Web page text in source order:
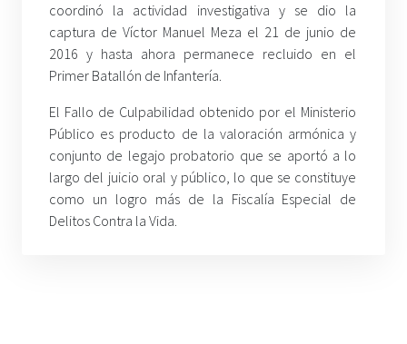
coordinó la actividad investigativa y se dio la
captura de Víctor Manuel Meza el 21 de junio de
2016 y hasta ahora permanece recluido en el
Primer Batallón de Infantería.
El Fallo de Culpabilidad obtenido por el Ministerio
Público es producto de la valoración armónica y
conjunto de legajo probatorio que se aportó a lo
largo del juicio oral y público, lo que se constituye
como un logro más de la Fiscalía Especial de
Delitos Contra la Vida.